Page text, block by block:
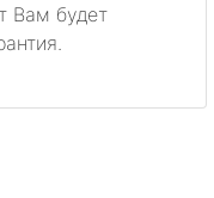
Вам будет